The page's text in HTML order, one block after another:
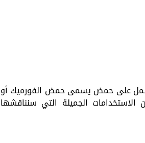
على حمض يسمى حمض الفورميك أو
الجميلة التي سنناقشها